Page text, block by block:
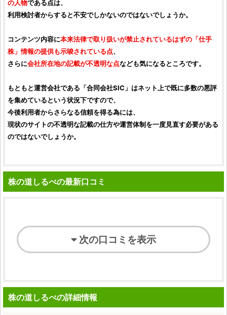
の人物である点は、
利用検討者からすると不安でしかないのではないでしょうか。
コンテンツ内容に本来法律で取り扱いが禁止されているはずの「仕手
株 」情報の提供も示唆されている点、
さらに会社所在地の記載が不透明な点なども気になるところです。
もともと運営会社である「合同会社SIC 」はネット上で既に多数の悪評
を集めているという状況下ですので、
今後利用者からさらなる信頼を得る為には、
現状のサイトの不透明な記載の仕方や運営体制を一度見直す必要がある
のではないでしょうか。
株の道しるべの最新口コミ
次の口コミを表示
株の道しるべの詳細情報